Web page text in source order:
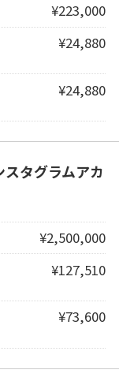
¥223,000
¥24,880
¥24,880
スタグラムアカ
¥2,500,000
¥127,510
¥73,600